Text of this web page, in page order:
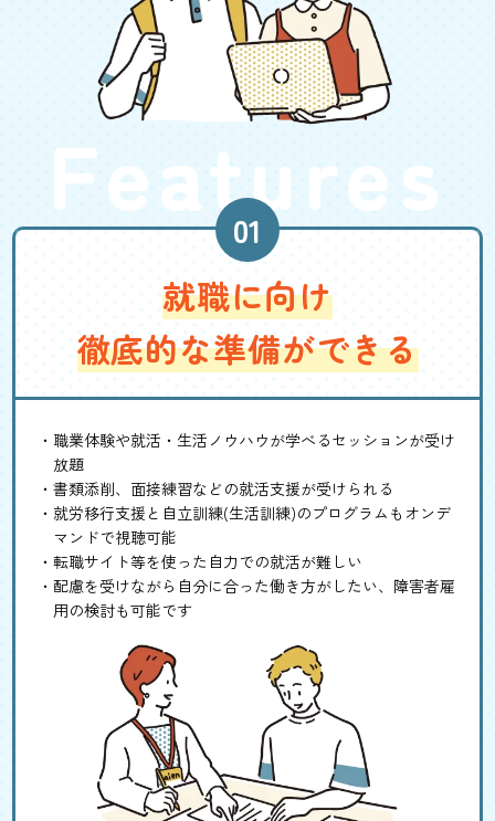
Features
就職に向け
徹底的な準備ができる
職業体験や就活・生活ノウハウが学べるセッションが受け
放題
書類添削、面接練習などの就活支援が受けられる
就労移行支援と自立訓練(生活訓練)のプログラムもオンデ
マンドで視聴可能
転職サイト等を使った自力での就活が難しい
配慮を受けながら自分に合った働き方がしたい、障害者雇
用の検討も可能です